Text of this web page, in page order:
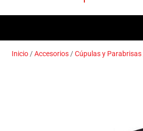
Inicio /Accesorios /Cúpulas y Parabrisas